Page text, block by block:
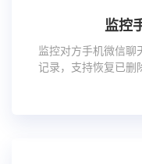
监控
监控对方手机微信聊
记录，支持恢复已删